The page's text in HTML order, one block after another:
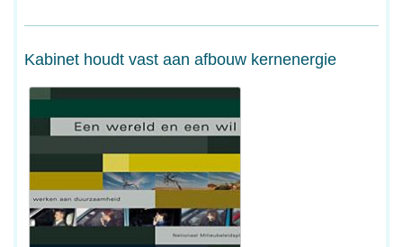
Kabinet houdt vast aan afbouw kernenergie